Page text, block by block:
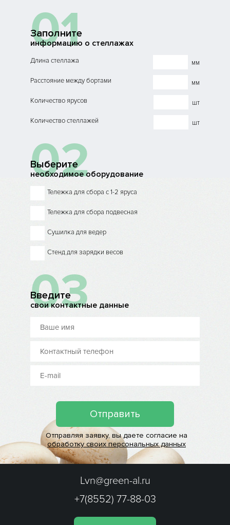
01
Заполните
информацию о стеллажах
Длина стеллажа мм
Расстояние между бортами мм
Количество ярусов шт
Количество стеллажей шт
02
Выберите
необходимое оборудование
Тележка для сбора с 1-2 яруса
Тележка для сбора подвесная
Сушилка для ведер
Стенд для зарядки весов
03
Введите
свои контактные данные
Отправить
Отправляя заявку, вы даете согласие на
обработку своих персональных данных
Lvn@green-al.ru
+7(8552) 77-88-03